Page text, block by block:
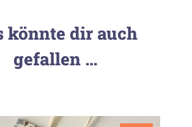
könnte dir auch
gefallen …